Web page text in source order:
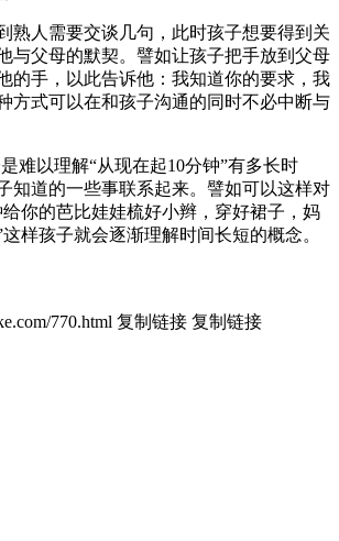
熟人需要交谈几句，此时孩子想要得到关
与父母的默契。譬如让孩子把手放到父母
的手，以此告诉他：我知道你的要求，我
方式可以在和孩子沟通的同时不必中断与
难以理解“从现在起10分钟”有多长时
知道的一些事联系起来。譬如可以这样对
你的芭比娃娃梳好小辫，穿好裙子，妈
样孩子就会逐渐理解时间长短的概念。
770.html 复制链接 复制链接